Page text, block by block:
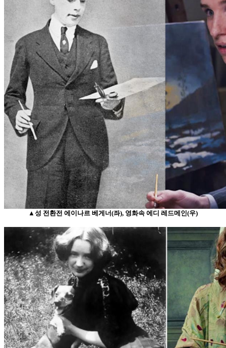
▲성 전환전 에이나르 베게너(좌), 영화속 에디 레드메인(우)